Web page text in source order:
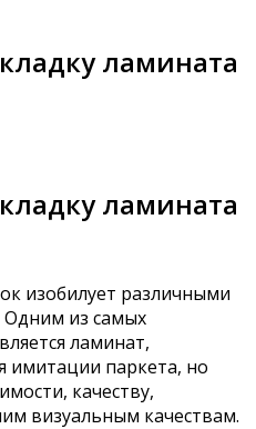
ламината
ламината
изобилует различными
из самых
ламинат,
имитации паркета, но
качеству,
визуальным качествам.